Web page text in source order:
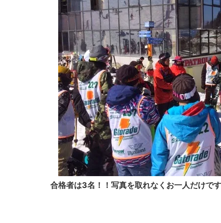
合格者は3名！！写真を取れなくお一人だけで